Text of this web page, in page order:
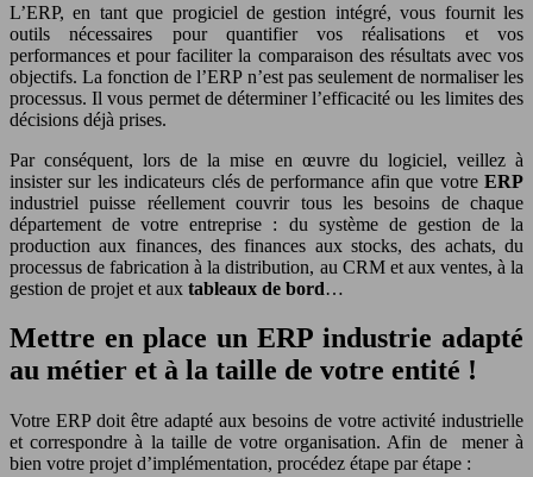
L’ERP, en tant que progiciel de gestion intégré, vous fournit les
outils nécessaires pour quantifier vos réalisations et vos
performances et pour faciliter la comparaison des résultats avec vos
objectifs. La fonction de l’ERP n’est pas seulement de normaliser les
processus. Il vous permet de déterminer l’efficacité ou les limites des
décisions déjà prises.
Par conséquent, lors de la mise en œuvre du logiciel, veillez à
insister sur les indicateurs clés de performance afin que votreERP
industriel puisse réellement couvrir tous les besoins de chaque
département de votre entreprise : du système de gestion de la
production aux finances, des finances aux stocks, des achats, du
processus de fabrication à la distribution, au CRM et aux ventes, à la
gestion de projet et aux tableaux de bord…
Mettre en place un ERP industrie adapté
au métier et à la taille de votre entité !
Votre ERP doit être adapté aux besoins de votre activité industrielle
et correspondre à la taille de votre organisation. Afin de mener à
bien votre projet d’implémentation, procédez étape par étape :